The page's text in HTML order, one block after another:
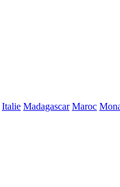
Italie Madagascar Maroc